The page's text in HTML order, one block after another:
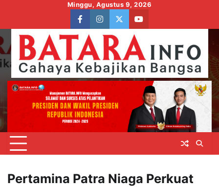
content
Minggu, Agustus 9, 2026
facebookinstagram
twitteryoutube
Pertamina Patra Niaga Perkuat